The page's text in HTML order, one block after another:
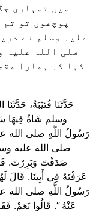
میں تمہاری
پوچھوں تو
علیہ وسلم نے
صلی اللہ علیہ
کہا کہ ہمارا
حَدَّثَنَا قُتَيْبَةُ،
وسلم شَاةٌ فِيهَا
رَسُولُ اللَّهِ صلى الله
صلى الله عليه
صَدَقْتَ وَبَرِرْتَ‏.‏
عَرَفْتَهُ فِي أَبِينَا‏.‏ قَالَ
رَسُولُ اللَّهِ صلى الله
عَنْهُ ‏”‏‏.‏ قَالُوا نَعَمْ‏.‏